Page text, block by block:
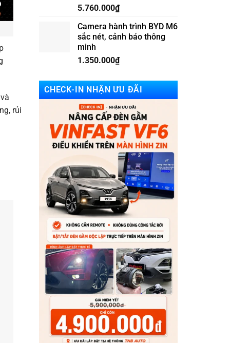
rủi
5.760.000₫
Camera hành trình BYD M6
sắc nét, cảnh báo thông
minh
1.350.000₫
CHECK-IN NHẬN ƯU ĐÃI